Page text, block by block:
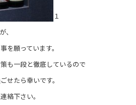
１
、
を願っています。
も一段と徹底しているので
せたら幸いです。
絡下さい。